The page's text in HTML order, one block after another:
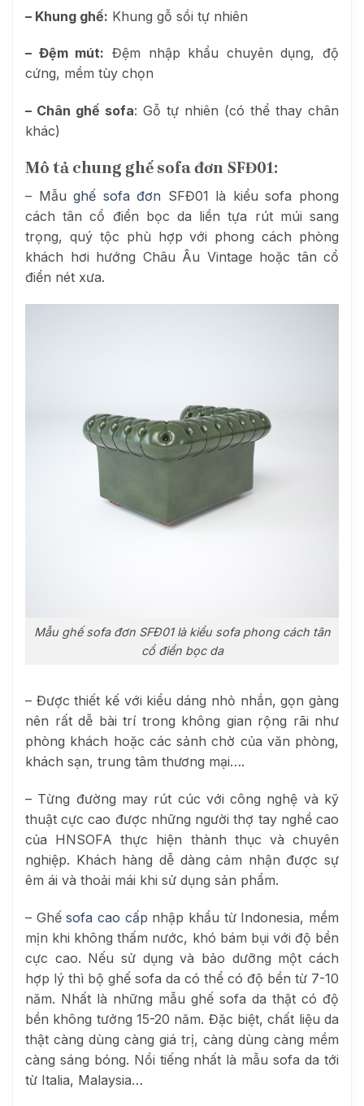
– Khung ghế: Khung gỗ sồi tự nhiên
– Đệm mút: Đệm nhập khẩu chuyên dụng, độ
cứng, mềm tùy chọn
– Chân ghế sofa: Gỗ tự nhiên (có thể thay chân
khác)
Mô tả chung ghế sofa đơn SFĐ01:
– Mẫughế sofa đơn SFĐ01 là kiểu sofa phong
cách tân cổ điển bọc da liền tựa rút múi sang
trọng, quý tộc phù hợp với phong cách phòng
khách hơi hướng Châu Âu Vintage hoặc tân cổ
điển nét xưa.
Mẫu ghế sofa đơn SFĐ01 là kiểu sofa phong cách tân
cổ điển bọc da
– Được thiết kế với kiểu dáng nhỏ nhắn, gọn gàng
nên rất dễ bài trí trong không gian rộng rãi như
phòng khách hoặc các sảnh chờ của văn phòng,
khách sạn, trung tâm thương mại….
– Từng đường may rút cúc với công nghệ và kỹ
thuật cực cao được những người thợ tay nghề cao
của HNSOFA thực hiện thành thục và chuyên
nghiệp. Khách hàng dễ dàng cảm nhận được sự
êm ái và thoải mái khi sử dụng sản phẩm.
– Ghếsofa cao cấp nhập khẩu từ Indonesia, mềm
mịn khi không thấm nước, khó bám bụi với độ bền
cực cao. Nếu sử dụng và bảo dưỡng một cách
hợp lý thì bộ ghế sofa da có thể có độ bền từ 7-10
năm. Nhất là những mẫu ghế sofa da thật có độ
bền không tưởng 15-20 năm. Đặc biệt, chất liệu da
thật càng dùng càng giá trị, càng dùng càng mềm
càng sáng bóng. Nổi tiếng nhất là mẫu sofa da tới
từ Italia, Malaysia…